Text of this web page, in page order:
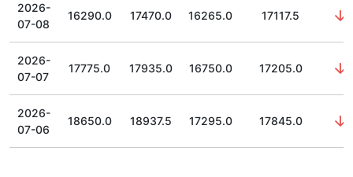
2026-
07-08
16290.0 17470.0 16265.0 17117.5
2026-
07-07
17775.0 17935.0 16750.0 17205.0
2026-
07-06
18650.0 18937.5 17295.0 17845.0